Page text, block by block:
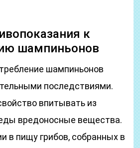
к
шампиньонов
шампиньонов
последствиями.
впитывать из
вредоносные вещества.
в пищу грибов, собранных в